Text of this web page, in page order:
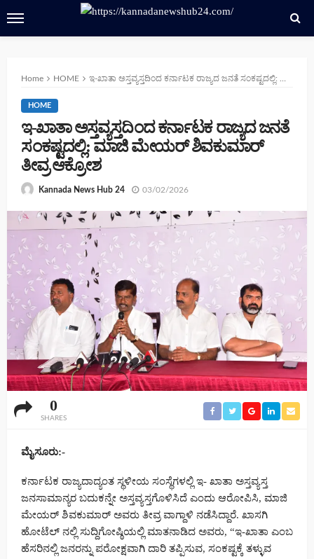
Home HOME ಇ-ಖಾತಾ ಅಸ್ತವ್ಯಸ್ತದಿಂದ ಕರ್ನಾಟಕ ರಾಜ್ಯದ ಜನತೆ ಸಂಕಷ್ಟದಲ್ಲಿ: ಮಾಜಿ ಮೇಯರ್ ಶಿವಕುಮಾರ್ ತೀವ್ರ ಆಕ್ರೋಶ
HOME
ಇ-ಖಾತಾ ಅಸ್ತವ್ಯಸ್ತದಿಂದ ಕರ್ನಾಟಕ ರಾಜ್ಯದ ಜನತೆ
ಸಂಕಷ್ಟದಲ್ಲಿ: ಮಾಜಿ ಮೇಯರ್ ಶಿವಕುಮಾರ್
ತೀವ್ರ ಆಕ್ರೋಶ
Kannada News Hub 24 03/02/2026
0
SHARES
ಮೈಸೂರು:-
ಕರ್ನಾಟಕ ರಾಜ್ಯದಾದ್ಯಂತ ಸ್ಥಳೀಯ ಸಂಸ್ಥೆಗಳಲ್ಲಿ ಇ- ಖಾತಾ ಅಸ್ತವ್ಯಸ್ತ
ಜನಸಾಮಾನ್ಯರ ಬದುಕನ್ನೇ ಅಸ್ತವ್ಯಸ್ತಗೊಳಿಸಿದೆ ಎಂದು ಆರೋಪಿಸಿ, ಮಾಜಿ
ಮೇಯರ್ ಶಿವಕುಮಾರ್ ಅವರು ತೀವ್ರ ವಾಗ್ದಾಳಿ ನಡೆಸಿದ್ದಾರೆ. ಖಾಸಗಿ
ಹೋಟೆಲ್ ನಲ್ಲಿ ಸುದ್ದಿಗೋಷ್ಠಿಯಲ್ಲಿ ಮಾತನಾಡಿದ ಅವರು, “ಇ-ಖಾತಾ ಎಂಬ
ಹೆಸರಿನಲ್ಲಿ ಜನರನ್ನು ಪರೋಕ್ಷವಾಗಿ ದಾರಿ ತಪ್ಪಿಸುವ, ಸಂಕಷ್ಟಕ್ಕೆ ತಳ್ಳುವ